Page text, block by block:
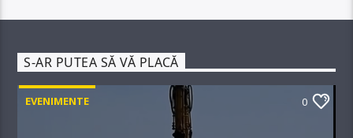
S-AR PUTEA SĂ VĂ PLACĂ
EVENIMENTE 0